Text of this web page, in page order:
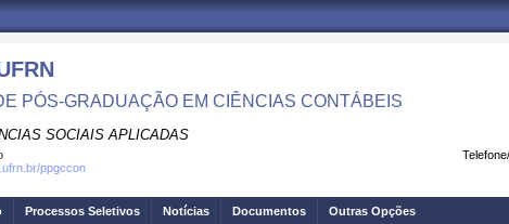
PÓS-GRADUAÇÃO EM CIÊNCIAS CONTÁBEIS
SOCIAIS APLICADAS
ppgccon
Processos Seletivos Notícias Documentos Outras Opções